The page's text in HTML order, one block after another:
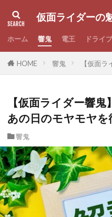
仮面ライダーの
ホーム 響鬼 電王 ドライブ
HOME 響鬼 【仮面
【仮面ライダー響鬼
あの日のモヤモヤを
響鬼